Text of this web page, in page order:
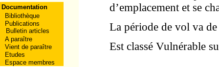
Documentation
Bibliothèque
Publications
Bulletin articles
A paraître
Vient de paraître
Etudes
Espace membres
d’emplacement et se
La période de vol va
Est classé Vulnérable